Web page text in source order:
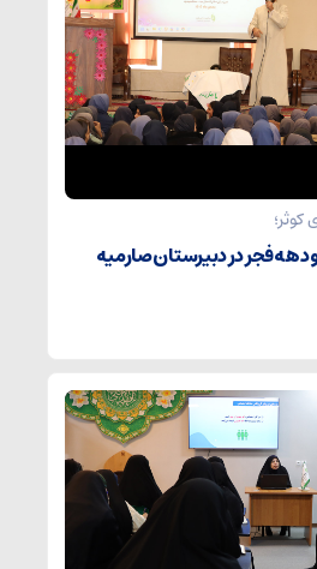
فجر در دبیرستان صارمیه